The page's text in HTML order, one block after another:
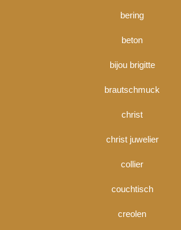
bering
beton
bijou brigitte
brautschmuck
christ
christ juwelier
collier
couchtisch
creolen